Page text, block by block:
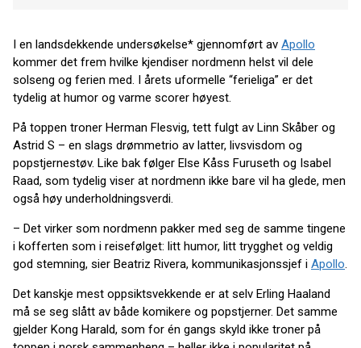
I en landsdekkende undersøkelse* gjennomført av Apollo
kommer det frem hvilke kjendiser nordmenn helst vil dele
solseng og ferien med. I årets uformelle “ferieliga” er det
tydelig at humor og varme scorer høyest.
På toppen troner Herman Flesvig, tett fulgt av Linn Skåber og
Astrid S – en slags drømmetrio av latter, livsvisdom og
popstjernestøv. Like bak følger Else Kåss Furuseth og Isabel
Raad, som tydelig viser at nordmenn ikke bare vil ha glede, men
også høy underholdningsverdi.
– Det virker som nordmenn pakker med seg de samme tingene
i kofferten som i reisefølget: litt humor, litt trygghet og veldig
god stemning, sier Beatriz Rivera, kommunikasjonssjef i Apollo.
Det kanskje mest oppsiktsvekkende er at selv Erling Haaland
må se seg slått av både komikere og popstjerner. Det samme
gjelder Kong Harald, som for én gangs skyld ikke troner på